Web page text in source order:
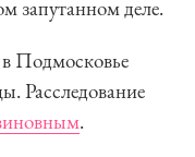
запутанном деле.
Подмосковье
Расследование
.